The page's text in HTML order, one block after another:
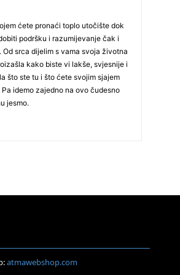
ćete pronaći toplo utočište dok
podršku i razumijevanje čak i
srca dijelim s vama svoja životna
kako biste vi lakše, svjesnije i
što ste tu i što ćete svojim sjajem
idemo zajedno na ovo čudesno
jesmo.
atmawebshop.com